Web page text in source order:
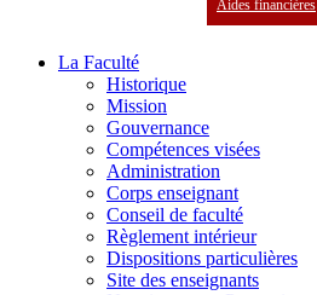
Aides financières
La Faculté
Historique
Mission
Gouvernance
Compétences visées
Administration
Corps enseignant
Conseil de faculté
Règlement intérieur
Dispositions particulières
Site des enseignants